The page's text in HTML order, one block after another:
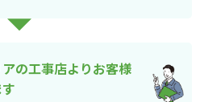
の工事店よりお客様